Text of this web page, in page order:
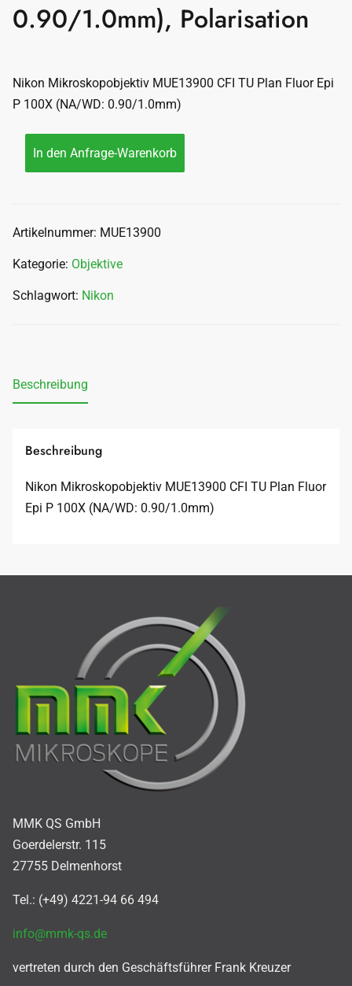
0.90/1.0mm), Polarisation
Nikon Mikroskopobjektiv MUE13900 CFI TU Plan Fluor Epi
P 100X (NA/WD: 0.90/1.0mm)
In den Anfrage-Warenkorb
Artikelnummer: MUE13900
Kategorie: Objektive
Schlagwort: Nikon
Beschreibung
Beschreibung
Nikon Mikroskopobjektiv MUE13900 CFI TU Plan Fluor
Epi P 100X (NA/WD: 0.90/1.0mm)
MMK QS GmbH
Goerdelerstr. 115
27755 Delmenhorst
Tel.: (+49) 4221-94 66 494
info@mmk-qs.de
vertreten durch den Geschäftsführer Frank Kreuzer